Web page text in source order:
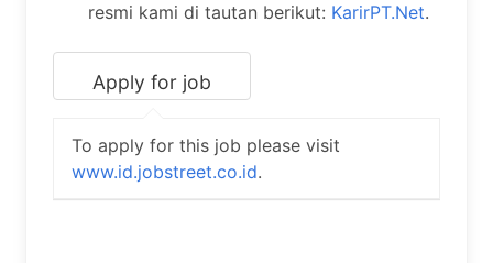
resmi kami di tautan berikut: KarirPT.Net.
To apply for this job please visit
www.id.jobstreet.co.id.